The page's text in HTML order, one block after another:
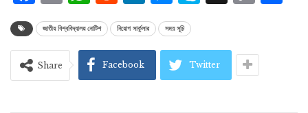
জাতীয় বিশ্ববিদ্যালয় নোটিশ নিয়োগ সার্কুলার সময় সূচি
Share Facebook Twitter